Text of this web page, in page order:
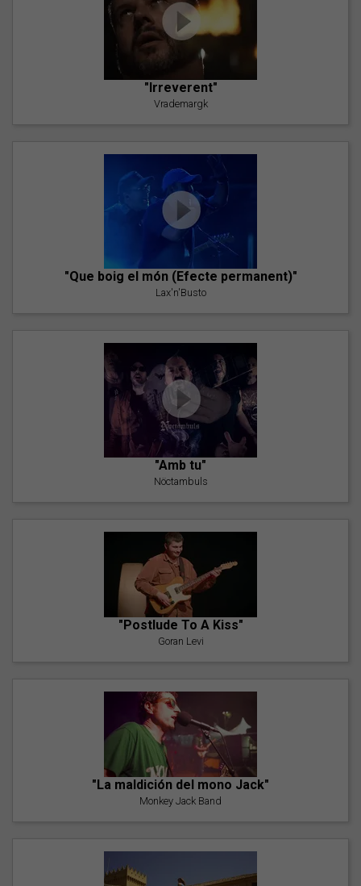
"Irreverent"
Vrademargk
"Que boig el món (Efecte permanent)"
Lax'n'Busto
"Amb tu"
Nöctambuls
"Postlude To A Kiss"
Goran Levi
"La maldición del mono Jack"
Monkey Jack Band